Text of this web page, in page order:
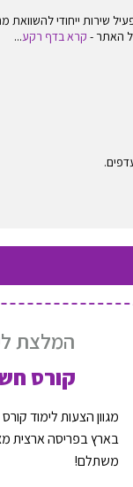
שירות ייחודי להשוואת
האתר - קרא בדף רקע...
המלצת
קורס
מגוון הצעות לימוד
בארץ בפריסה ארצית
משתלם!